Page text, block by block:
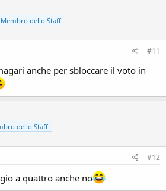
Membro dello Staff
#11
anche per sbloccare il voto in
dello Staff
#12
a quattro anche no